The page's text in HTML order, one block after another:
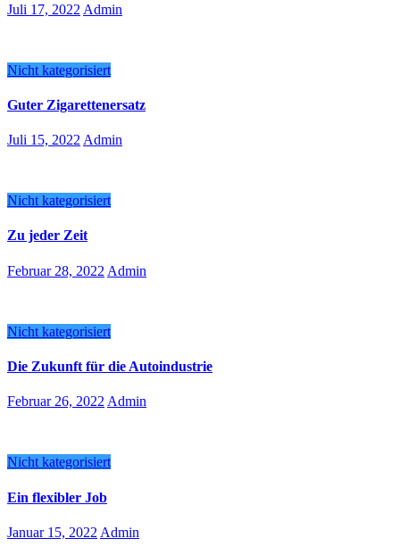
Juli 17, 2022 Admin
Nicht kategorisiert
Guter Zigarettenersatz
Juli 15, 2022 Admin
Nicht kategorisiert
Zu jeder Zeit
Februar 28, 2022 Admin
Nicht kategorisiert
Die Zukunft für die Autoindustrie
Februar 26, 2022 Admin
Nicht kategorisiert
Ein flexibler Job
Januar 15, 2022 Admin